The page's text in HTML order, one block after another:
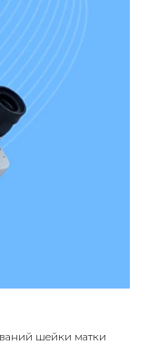
шейки матки